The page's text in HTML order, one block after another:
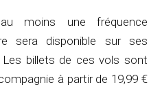
moins une fréquence
sera disponible sur ses
Les billets de ces vols sont
à partir de 19,99 €